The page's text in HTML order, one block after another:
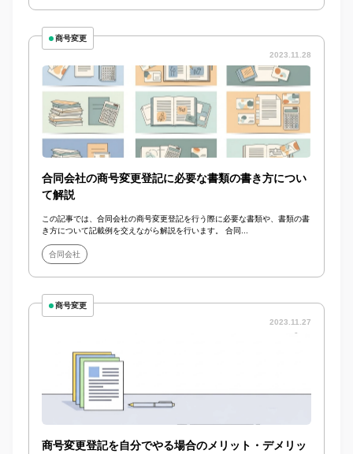
商号変更
2023.11.28
合同会社の商号変更登記に必要な書類の書き方につい
て解説
この記事では、合同会社の商号変更登記を行う際に必要な書類や、書類の書
き方について記載例を交えながら解説を行います。 合同...
合同会社
商号変更
2023.11.27
商号変更登記を自分でやる場合のメリット・デメリッ